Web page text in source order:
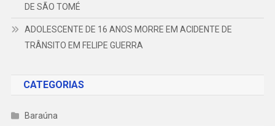
DE SÃO TOMÉ
ADOLESCENTE DE 16 ANOS MORRE EM ACIDENTE DE
TRÂNSITO EM FELIPE GUERRA
CATEGORIAS
Baraúna